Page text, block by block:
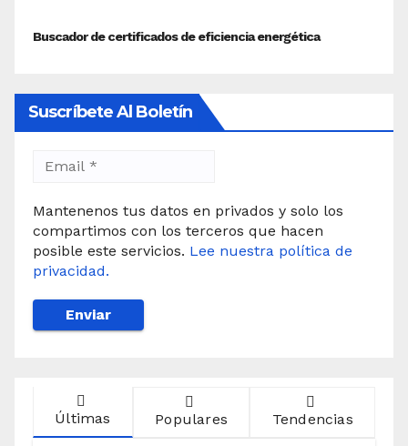
Suscríbete Al Boletín
Mantenenos tus datos en privados y solo los
compartimos con los terceros que hacen
posible este servicios. Lee nuestra política de
privacidad.
Últimas Populares Tendencias